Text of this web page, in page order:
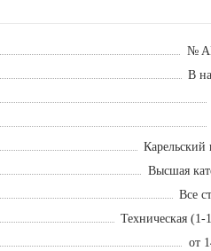
№
В
Карельский
Высшая
Все
Техническая
от